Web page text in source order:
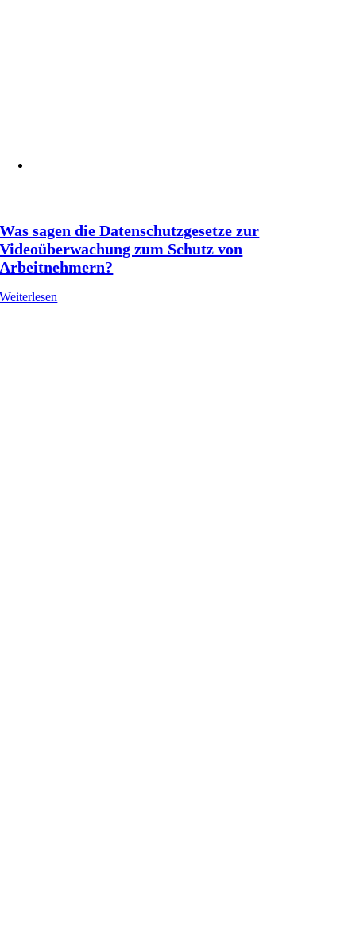
Was sagen die Datenschutzgesetze zur
Videoüberwachung zum Schutz von
Arbeitnehmern?
Weiterlesen